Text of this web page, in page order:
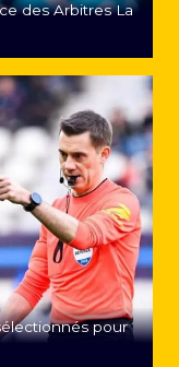
des Arbitres La
pour